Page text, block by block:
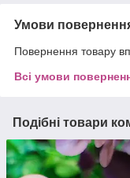
Умови
Повернення товару
Всі умови
Подібні товари